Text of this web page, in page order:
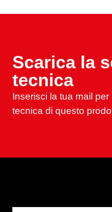
Scarica la
tecnica
Inserisci la tua mail
tecnica di questo